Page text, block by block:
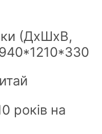
(ДхШxВ,
років на